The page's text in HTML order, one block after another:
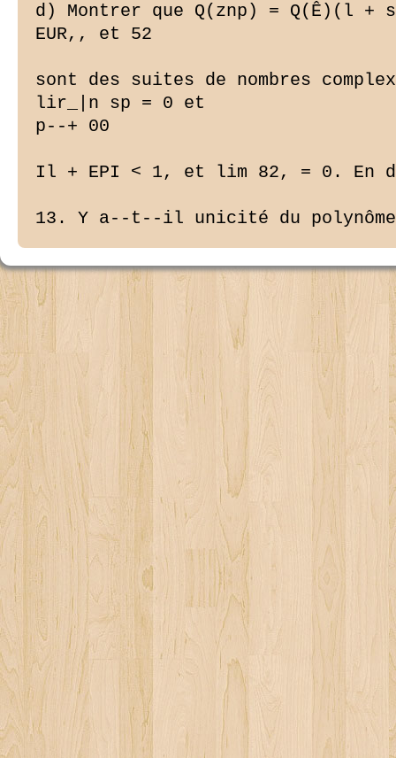
d) Montrer que Q(znp) = Q(Ê)(l
EUR,, et 52
sont des suites de nombres
lir_|n sp = 0 et
p--+ 00
Il + EPI < 1, et lim 82, = 0. En
13. Y a--t--il unicité du polynôme